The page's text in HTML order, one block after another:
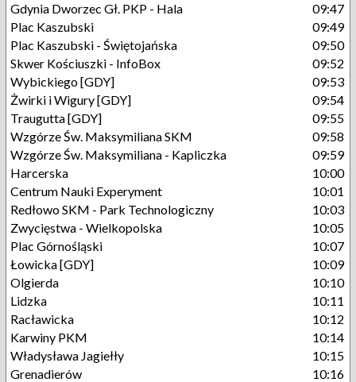
Gdynia Dworzec Gł. PKP - Hala
09:47
Plac Kaszubski
09:49
Plac Kaszubski - Świętojańska
09:50
Skwer Kościuszki - InfoBox
09:52
Wybickiego [GDY]
09:53
Żwirki i Wigury [GDY]
09:54
Traugutta [GDY]
09:55
Wzgórze Św. Maksymiliana SKM
09:58
Wzgórze Św. Maksymiliana - Kapliczka
09:59
Harcerska
10:00
Centrum Nauki Experyment
10:01
Redłowo SKM - Park Technologiczny
10:03
Zwycięstwa - Wielkopolska
10:05
Plac Górnośląski
10:07
Łowicka [GDY]
10:09
Olgierda
10:10
Lidzka
10:11
Racławicka
10:12
Karwiny PKM
10:14
Władysława Jagiełły
10:15
Grenadierów
10:16